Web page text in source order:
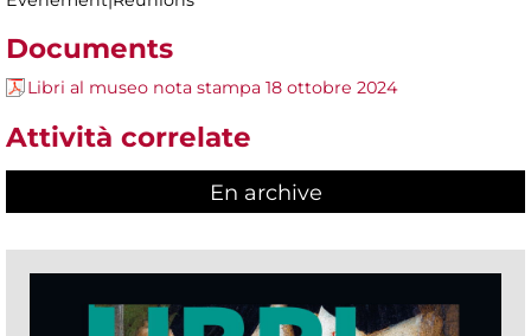
Documents
Libri al museo nota stampa 18 ottobre 2024
Attività correlate
En archive